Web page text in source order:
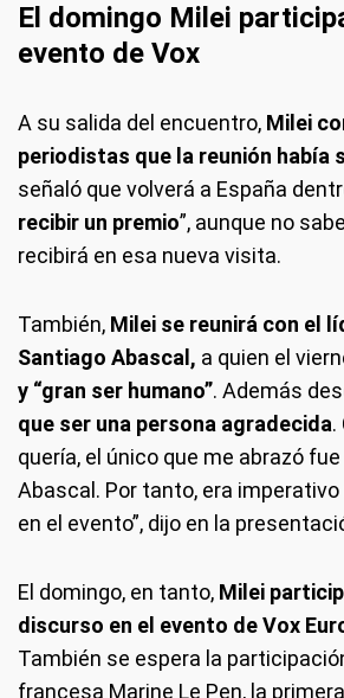
El domingo Milei
evento de Vox
A su salida del encuentro, Milei
periodistas que la reunión había
señaló que volverá a España
recibir un premio”, aunque no
recibirá en esa nueva visita.
También, Milei se reunirá con el
Santiago Abascal, a quien el
y “gran ser humano”. Además
que ser una persona agradecida.
quería, el único que me abrazó
Abascal. Por tanto, era
en el evento”, dijo en la
El domingo, en tanto, Milei
discurso en el evento de Vox
También se espera la
francesa Marine Le Pen, la